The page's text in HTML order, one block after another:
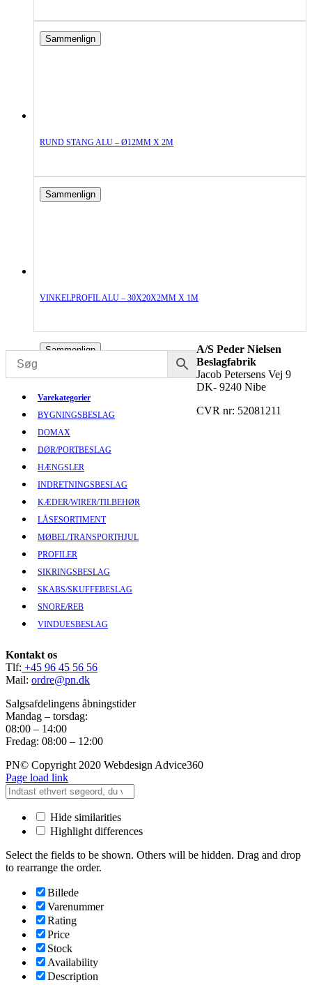
Sammenlign
RUND STANG ALU – Ø12MM X 2M
Sammenlign
VINKELPROFIL ALU – 30X20X2MM X 1M
Sammenlign
Varekategorier
BYGNINGSBESLAG
DOMAX
DØR/PORTBESLAG
HÆNGSLER
INDRETNINGSBESLAG
KÆDER/WIRER/TILBEHØR
LÅSESORTIMENT
MØBEL/TRANSPORTHJUL
PROFILER
SIKRINGSBESLAG
SKABS/SKUFFEBESLAG
SNORE/REB
VINDUESBESLAG
A/S Peder Nielsen
Beslagfabrik
Jacob Petersens Vej 9
DK- 9240 Nibe
CVR nr: 52081211
Kontakt os
Tlf: +45 96 45 56 56
Mail: ordre@pn.dk
Salgsafdelingens åbningstider
Mandag – torsdag:
08:00 – 14:00
Fredag: 08:00 – 12:00
PN© Copyright 2020 Webdesign Advice360
Page load link
Hide similarities
Highlight differences
Select the fields to be shown. Others will be hidden. Drag and drop
to rearrange the order.
Billede
Varenummer
Rating
Price
Stock
Availability
Description